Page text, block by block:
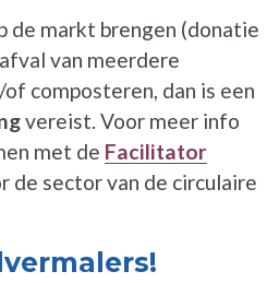
de markt brengen (donatie
van meerdere
composteren, dan is een
vereist. Voor meer info
met de Facilitator
een nieuw venster
de sector van de circulaire